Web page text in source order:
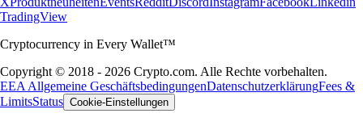
TradingView
Cryptocurrency in Every Wallet™
Copyright © 2018 - 2026 Crypto.com. Alle Rechte vorbehalten.
EEA Allgemeine GeschäftsbedingungenDatenschutzerklärungFees &
LimitsStatus Cookie-Einstellungen